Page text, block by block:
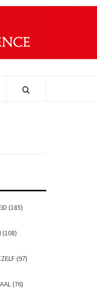
(185)
(108)
(97)
(76)